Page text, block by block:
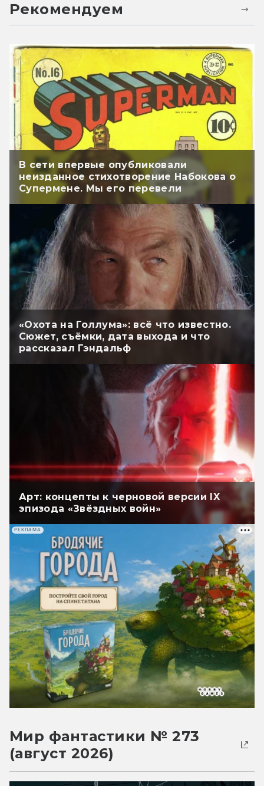
Рекомендуем
В сети впервые опубликовали
неизданное стихотворение Набокова о
Супермене. Мы его перевели
«Охота на Голлума»: всё что известно.
Сюжет, съёмки, дата выхода и что
рассказал Гэндальф
Арт: концепты к черновой версии IX
эпизода «Звёздных войн»
РЕКЛАМА
Мир фантастики № 273
(август 2026)